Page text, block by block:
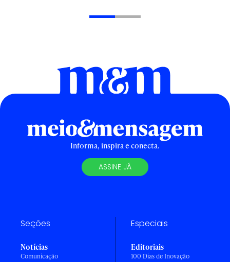
Informa, inspira e conecta.
ASSINE JÁ
Seções
Notícias
Comunicação
Especiais
Editoriais
100 Dias de Inovação